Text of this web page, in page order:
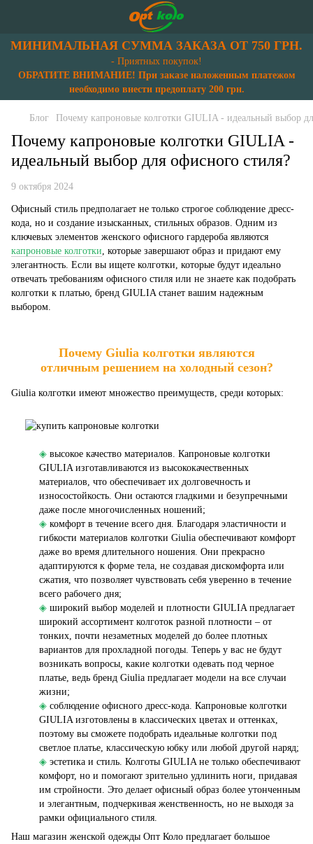
МИНИМАЛЬНАЯ СУММА ЗАКАЗА ОТ 750 ГРН.
- Приятных покупок!
ОБРАТИТЕ ВНИМАНИЕ! При заказе наложенным платежом
необходимо внести предоплату 200 грн.
Блог Почему капроновые колготки GIULIA - идеальный выбор
Почему капроновые колготки GIULIA -
идеальный выбор для офисного стиля?
9 октября 2024
Офисный стиль предполагает не только строгое соблюдение дресс-
кода, но и создание изысканных, стильных образов. Одним из
ключевых элементов женского офисного гардероба являются
капроновые колготки, которые завершают образ и придают ему
элегантность. Если вы ищете колготки, которые будут идеально
отвечать требованиям офисного стиля или не знаете как подобрать
колготки к платью, бренд GIULIA станет вашим надежным
выбором.
Почему Giulia колготки являются
отличным решением на холодный сезон?
Giulia колготки имеют множество преимуществ, среди которых:
◈ высокое качество материалов. Капроновые колготки
GIULIA изготавливаются из высококачественных
материалов, что обеспечивает их долговечность и
износостойкость. Они остаются гладкими и безупречными
даже после многочисленных ношений;
◈ комфорт в течение всего дня. Благодаря эластичности и
гибкости материалов колготки Giulia обеспечивают комфорт
даже во время длительного ношения. Они прекрасно
адаптируются к форме тела, не создавая дискомфорта или
сжатия, что позволяет чувствовать себя уверенно в течение
всего рабочего дня;
◈ широкий выбор моделей и плотности GIULIA предлагает
широкий ассортимент колготок разной плотности – от
тонких, почти незаметных моделей до более плотных
вариантов для прохладной погоды. Теперь у вас не будут
возникать вопросы, какие колготки одевать под черное
платье, ведь бренд Giulia предлагает модели на все случаи
жизни;
◈ соблюдение офисного дресс-кода. Капроновые колготки
GIULIA изготовлены в классических цветах и оттенках,
поэтому вы сможете подобрать идеальные колготки под
светлое платье, классическую юбку или любой другой наряд;
◈ эстетика и стиль. Колготы GIULIA не только обеспечивают
комфорт, но и помогают зрительно удлинить ноги, придавая
им стройности. Это делает офисный образ более утонченным
и элегантным, подчеркивая женственность, но не выходя за
рамки официального стиля.
Наш магазин женской одежды Опт Коло предлагает большое